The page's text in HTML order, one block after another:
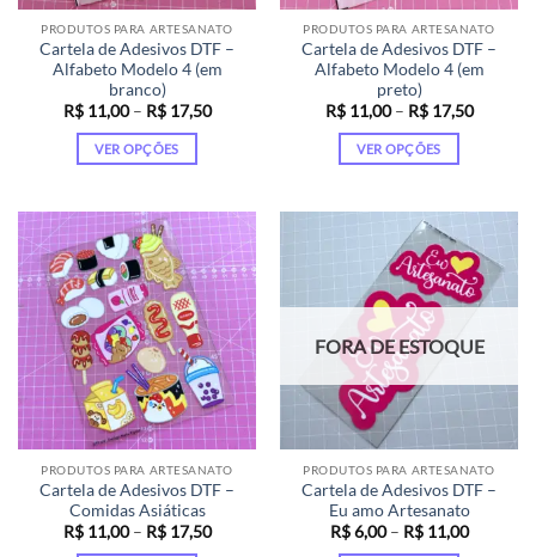
página
do
produto
página
do
produto
PRODUTOS PARA ARTESANATO
Cartela de Adesivos DTF –
Alfabeto Modelo 4 (em
branco)
R$11,00 – R$17,50Faixa
VER OPÇÕES
tem
várias
variantes.
As
opções
podem
ser
escolhidas
na
página
do
produto
PRODUTOS PARA ARTESANATO
Cartela de Adesivos DTF –
Alfabeto Modelo 4 (em
preto)
R$11,00 – R$17,50Faixa
VER OPÇÕES
tem
várias
variantes.
As
opções
podem
ser
escolhidas
na
página
do
produto
PRODUTOS PARA ARTESANATO
Cartela de Adesivos DTF –
Comidas Asiáticas
R$11,00 – R$17,50Faixa
FORA DE ESTOQUE
PRODUTOS PARA ARTESANATO
Cartela de Adesivos DTF –
Eu amo Artesanato
R$6,00 – R$11,00Faixa